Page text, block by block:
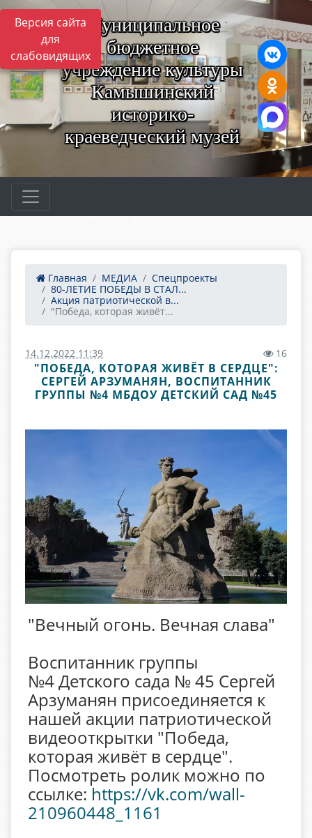
Версия сайта
для
слабовидящих
Муниципальное
бюджетное
учреждение культуры
Камышинский
историко-
краеведческий музей
Главная МЕДИА
Спецпроекты
80-ЛЕТИЕ ПОБЕДЫ В СТАЛ...
Акция патриотической в...
"Победа, которая живёт...
14.12.2022 11:39 16
"ПОБЕДА, КОТОРАЯ ЖИВЁТ В СЕРДЦЕ":
СЕРГЕЙ АРЗУМАНЯН, ВОСПИТАННИК
ГРУППЫ №4 МБДОУ ДЕТСКИЙ САД №45
"Вечный огонь. Вечная слава"
Воспитанник группы
№4 Детского сада № 45 Сергей
Арзуманян присоединяется к
нашей акции патриотической
видеооткрытки "Победа,
которая живёт в сердце".
Посмотреть ролик можно по
ссылке: https://vk.com/wall-
210960448_1161